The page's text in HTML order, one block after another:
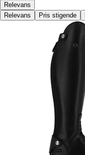
Relevans
Relevans
Pris stigende